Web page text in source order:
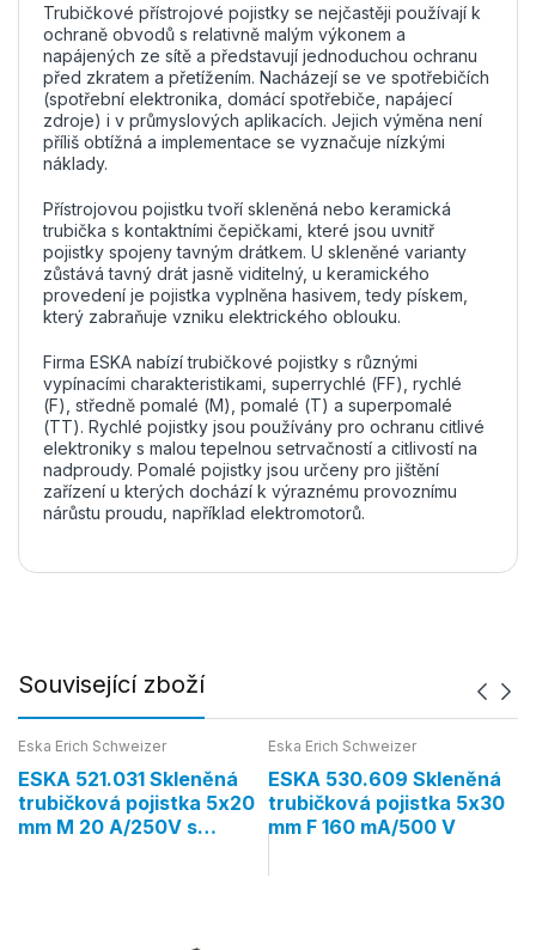
Trubičkové přístrojové pojistky se nejčastěji používají k
ochraně obvodů s relativně malým výkonem a
napájených ze sítě a představují jednoduchou ochranu
před zkratem a přetížením. Nacházejí se ve spotřebičích
(spotřební elektronika, domácí spotřebiče, napájecí
zdroje) i v průmyslových aplikacích. Jejich výměna není
příliš obtížná a implementace se vyznačuje nízkými
náklady.
Přístrojovou pojistku tvoří skleněná nebo keramická
trubička s kontaktními čepičkami, které jsou uvnitř
pojistky spojeny tavným drátkem. U skleněné varianty
zůstává tavný drát jasně viditelný, u keramického
provedení je pojistka vyplněna hasivem, tedy pískem,
který zabraňuje vzniku elektrického oblouku.
Firma ESKA nabízí trubičkové pojistky s různými
vypínacími charakteristikami, superrychlé (FF), rychlé
(F), středně pomalé (M), pomalé (T) a superpomalé
(TT). Rychlé pojistky jsou používány pro ochranu citlivé
elektroniky s malou tepelnou setrvačností a citlivostí na
nadproudy. Pomalé pojistky jsou určeny pro jištění
zařízení u kterých dochází k výraznému provoznímu
nárůstu proudu, například elektromotorů.
Související zboží
Eska Erich Schweizer
ESKA 521.031 Skleněná
trubičková pojistka 5x20
mm M 20 A/250V s
Eska Erich Schweizer
ESKA 530.609 Skleněná
trubičková pojistka 5x30
mm F 160 mA/500 V